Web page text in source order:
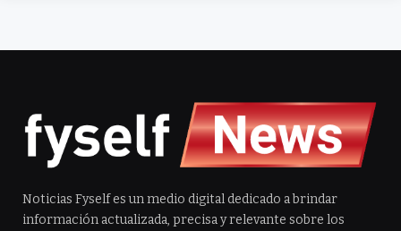
Noticias Fyself es un medio digital dedicado a brindar
información actualizada, precisa y relevante sobre los